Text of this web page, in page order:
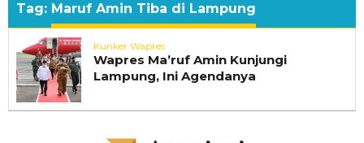
Tag: Maruf Amin Tiba di Lampung
Kunker Wapres
Wapres Ma’ruf Amin Kunjungi
Lampung, Ini Agendanya